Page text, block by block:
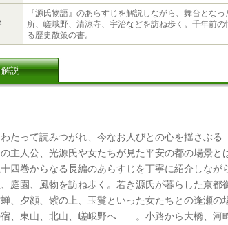
『源氏物語』のあらすじを解説しながら、舞台となっ
所、嵯峨野、清涼寺、宇治などを訪ね歩く。千年前の
る歴史散策の書。
解説
たって読みつがれ、今なお人びとの心を揺さぶる
主人公、光源氏や女たちが見た平安の都の場景と
四巻からなる長編のあらすじを丁寧に紹介しなが
庭園、風物を訪ね歩く。若き源氏が暮らした京都
、夕顔、紫の上、玉鬘といった女たちとの逢瀬の
、東山、北山、嵯峨野へ……。小路から大橋、河